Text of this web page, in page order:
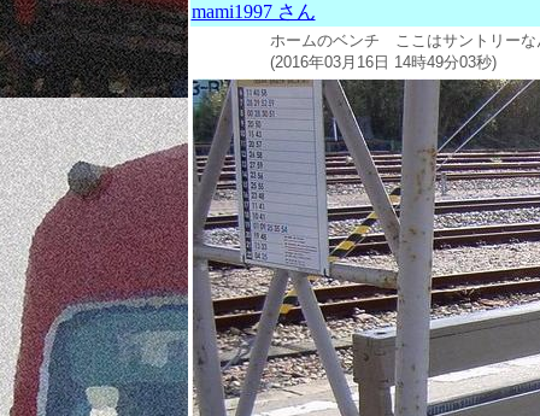
mami1997 さん
ホームのベンチ ここはサントリーな
(2016年03月16日 14時49分03秒)